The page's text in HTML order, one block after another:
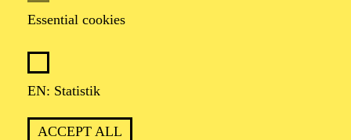
Essential cookies
EN: Statistik
ACCEPT ALL
19:30 - 21:30
BLICK AUF DEN IRAN –
STIMMEN ZUR AKTUELLEN
LAGE